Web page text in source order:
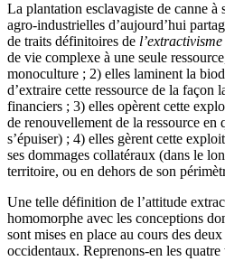
La plantation esclavagiste de canne à
agro-industrielles d’aujourd’hui
de traits définitoires de l’extractivisme
de vie complexe à une seule
monoculture ; 2) elles laminent la
d’extraire cette ressource de la façon
financiers ; 3) elles opèrent cette
de renouvellement de la ressource
s’épuiser) ; 4) elles gèrent cette
ses dommages collatéraux (dans le
territoire, ou en dehors de son
Une telle définition de l’attitude
homomorphe avec les conceptions
sont mises en place au cours des
occidentaux. Reprenons-en les